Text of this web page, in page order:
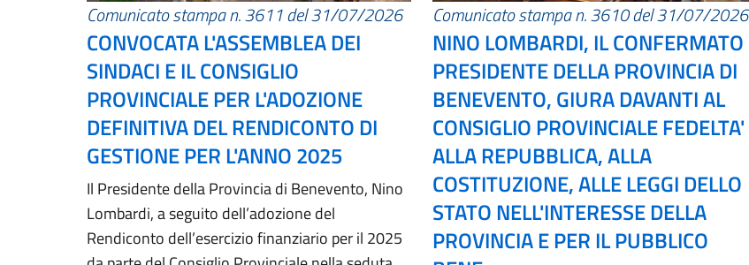
Comunicato stampa n. 3611 del 31/07/2026
CONVOCATA L'ASSEMBLEA DEI
SINDACI E IL CONSIGLIO
PROVINCIALE PER L'ADOZIONE
DEFINITIVA DEL RENDICONTO DI
GESTIONE PER L'ANNO 2025
Il Presidente della Provincia di Benevento, Nino
Lombardi, a seguito dell’adozione del
Rendiconto dell’esercizio finanziario per il 2025
Comunicato stampa n. 3610 del 31/07/2026
NINO LOMBARDI, IL CONFERMATO
PRESIDENTE DELLA PROVINCIA DI
BENEVENTO, GIURA DAVANTI AL
CONSIGLIO PROVINCIALE FEDELTA'
ALLA REPUBBLICA, ALLA
COSTITUZIONE, ALLE LEGGI DELLO
STATO NELL'INTERESSE DELLA
PROVINCIA E PER IL PUBBLICO